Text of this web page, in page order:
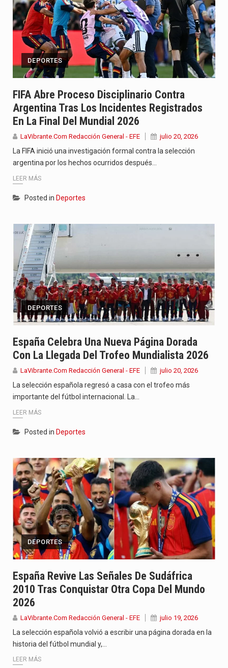
La llegada de Álvaro Uribe Vélez a la ceremonia de…
El presidente electo Abelardo de la Espriella aseguró que durante…
Abelardo de la Espriella comenzó su Gobierno con uno de…
Las autoridades sanitarias de Francia y España mantienen bajo vigilancia…
DEPORTES
FIFA Abre Proceso Disciplinario Contra
Argentina Tras Los Incidentes Registrados
En La Final Del Mundial 2026
LaVibrante.Com Redacción General - EFE julio 20, 2026
La FIFA inició una investigación formal contra la selección
argentina por los hechos ocurridos después…
LEER MÁS
Posted in Deportes
DEPORTES
España Celebra Una Nueva Página Dorada
Con La Llegada Del Trofeo Mundialista 2026
LaVibrante.Com Redacción General - EFE julio 20, 2026
La selección española regresó a casa con el trofeo más
importante del fútbol internacional. La…
LEER MÁS
Posted in Deportes
DEPORTES
España Revive Las Señales De Sudáfrica
2010 Tras Conquistar Otra Copa Del Mundo
2026
LaVibrante.Com Redacción General - EFE julio 19, 2026
La selección española volvió a escribir una página dorada en la
historia del fútbol mundial y,…
LEER MÁS